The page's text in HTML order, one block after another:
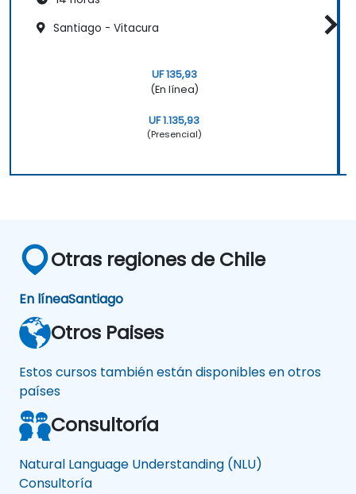
Santiago - Vitacura
UF 135,93
(En línea)
UF 1.135,93
(Presencial)
Otras regiones de Chile
En líneaSantiago
Otros Paises
Estos cursos también están disponibles en otros
países
Consultoría
Natural Language Understanding (NLU)
Consultoría